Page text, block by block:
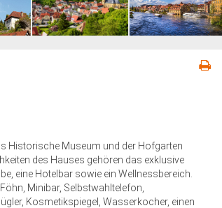
Historische Museum und der Hofgarten
des Hauses gehören das exklusive
eine Hotelbar sowie ein Wellnessbereich.
Minibar, Selbstwahltelefon,
Kosmetikspiegel, Wasserkocher, einen